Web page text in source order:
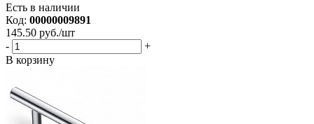
Есть в наличии
Код: 00000009891
145.50 руб./шт
-
+
В корзину